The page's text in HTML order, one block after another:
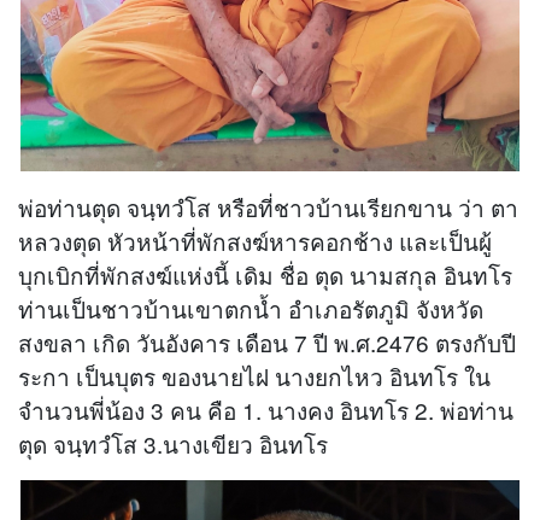
พ่อท่านตุด จนฺทวํโส หรือที่ชาวบ้านเรียกขาน ว่า ตา
หลวงตุด หัวหน้าที่พักสงฆ์หารคอกช้าง และเป็นผู้
บุกเบิกที่พักสงฆ์แห่งนี้ เดิม ชื่อ ตุด นามสกุล อินทโร
ท่านเป็นชาวบ้านเขาตกน้ำ อำเภอรัตภูมิ จังหวัด
สงขลา เกิด วันอังคาร เดือน 7 ปี พ.ศ.2476 ตรงกับปี
ระกา เป็นบุตร ของนายไฝ นางยกไหว อินทโร ใน
จำนวนพี่น้อง 3 คน คือ 1. นางคง อินทโร 2. พ่อท่าน
ตุด จนฺทวํโส 3.นางเขียว อินทโร